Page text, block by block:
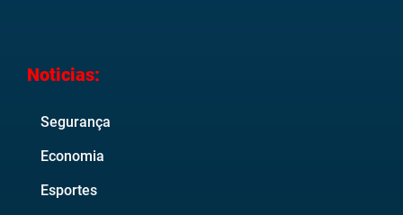
Noticias:
Segurança
Economia
Esportes